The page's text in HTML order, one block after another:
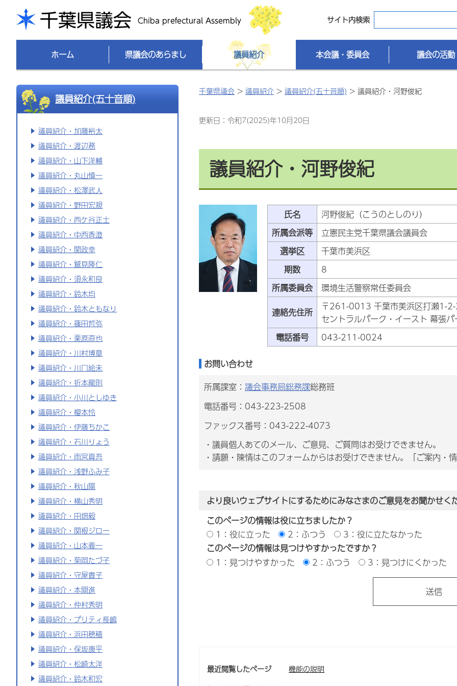
千葉県議会
サイト内検索
ホーム 県議会のあらまし 議員紹介 本会議・委員会 議会の活動
議員紹介(五十音順)
議員紹介・加藤裕太
議員紹介・渡辺務
議員紹介・山下洋輔
議員紹介・丸山慎一
議員紹介・松澤武人
議員紹介・野田宏規
議員紹介・西ケ谷正士
議員紹介・中西香澄
議員紹介・関政幸
議員紹介・鷲見隆仁
議員紹介・須永和良
議員紹介・鈴木均
議員紹介・鈴木ともなり
議員紹介・篠田哲弥
議員紹介・栗原直也
議員紹介・川村博章
議員紹介・川口絵未
議員紹介・折本龍則
議員紹介・小川としゆき
議員紹介・榎本怜
議員紹介・伊藤ちかこ
議員紹介・石川りょう
議員紹介・雨宮真吾
議員紹介・浅野ふみ子
議員紹介・秋山陽
議員紹介・横山秀明
議員紹介・田畑毅
議員紹介・関根ジロー
議員紹介・山本義一
議員紹介・菊岡たづ子
議員紹介・守屋貴子
議員紹介・本間進
議員紹介・仲村秀明
議員紹介・プリティ長嶋
議員紹介・浜田穂積
議員紹介・保坂康平
議員紹介・松崎太洋
議員紹介・鈴木和宏
千葉県議会 > 議員紹介 > 議員紹介(五十音順) > 議員紹介・河野俊紀
更新日：令和7(2025)年10月20日
議員紹介・河野俊紀
氏名
河野俊紀（こうのとしのり）
所属会派等
立憲民主党千葉県議会議員会
選挙区
千葉市美浜区
期数
8
所属委員会
環境生活警察常任委員会
連絡先住所
〒261-0013 千葉市美浜区打瀬1-
セントラルパーク・イースト 幕張
電話番号
043-211-0024
お問い合わせ
所属課室： 議会事務局総務課総務班
電話番号：043-223-2508
ファックス番号：043-222-4073
・議員個人あてのメール、ご意見、ご質問はお受けできません。
・請願・陳情はこのフォームからはお受けできません。「ご案内
より良いウェブサイトにするためにみなさまのご意見をお聞かせく
このページの情報は役に立ちましたか？
1：役に立った
2：ふつう
3：役に立たなかった
このページの情報は見つけやすかったですか？
1：見つけやすかった
2：ふつう 3：見つけにくかった
最近閲覧したページ
機能の説明